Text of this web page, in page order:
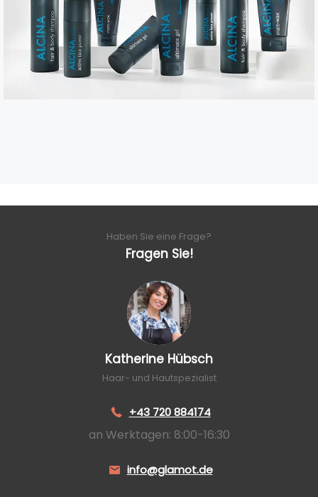
Haben Sie eine Frage?
Fragen Sie!
Katherine Hübsch
Haar- und Hautspezialist
+43 720 884174
an Werktagen: 8:00-16:30
info@glamot.de